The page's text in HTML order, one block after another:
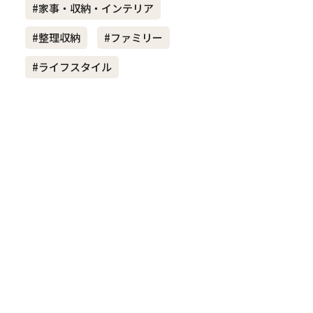
夫婦 #産休
#家事・収納・インテリア
#整理収納
#ファミリー
#ライフスタイル